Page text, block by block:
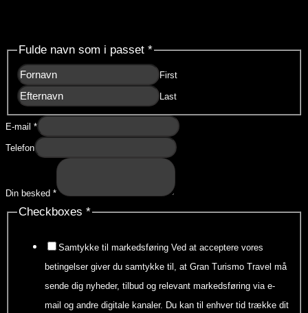
Fulde navn som i passet *
First
Last
E-mail *
Telefon
Din besked *
Checkboxes *
Samtykke til markedsføring Ved at acceptere vores
betingelser giver du samtykke til, at Gran Turismo Travel må
sende dig nyheder, tilbud og relevant markedsføring via e-
mail og andre digitale kanaler. Du kan til enhver tid trække dit